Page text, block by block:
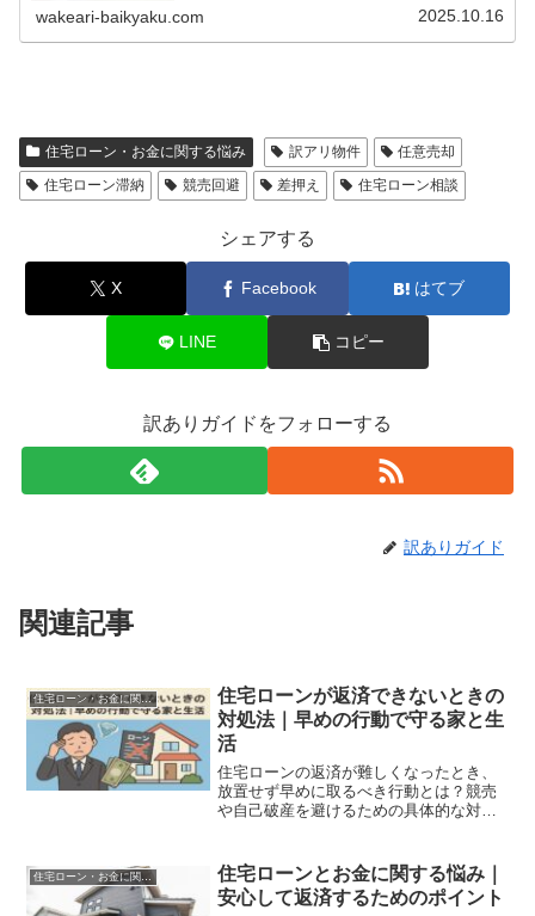
wakeari-baikyaku.com 2025.10.16
住宅ローン・お金に関する悩み 訳アリ物件
任意売却
住宅ローン滞納
競売回避 差押え 住宅ローン相談
シェアする
X Facebook はてブ
LINE コピー
訳ありガイドをフォローする
訳ありガイド
関連記事
住宅ローン・お金に関する悩み
住宅ローンが返済できないときの
対処法｜早めの行動で守る家と生
活
住宅ローンの返済が難しくなったとき、
放置せず早めに取るべき行動とは？競売
や自己破産を避けるための具体的な対処
住宅ローン・お金に関する悩み
住宅ローンとお金に関する悩み｜
安心して返済するためのポイント